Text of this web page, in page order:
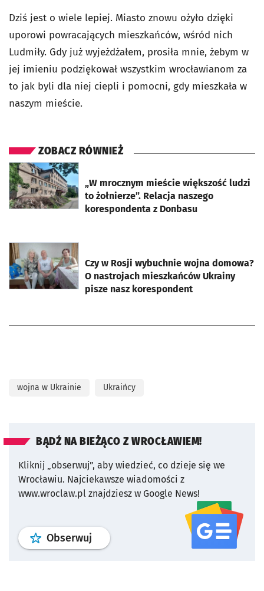
Dziś jest o wiele lepiej. Miasto znowu ożyło dzięki
uporowi powracających mieszkańców, wśród nich
Ludmiły. Gdy już wyjeżdżałem, prosiła mnie, żebym w
jej imieniu podziękował wszystkim wrocławianom za
to jak byli dla niej ciepli i pomocni, gdy mieszkała w
naszym mieście.
ZOBACZ RÓWNIEŻ
„W mrocznym mieście większość ludzi
to żołnierze”. Relacja naszego
korespondenta z Donbasu
otworzy się w nowej karcie
Czy w Rosji wybuchnie wojna domowa?
O nastrojach mieszkańców Ukrainy
pisze nasz korespondent
otworzy się w nowej karcie
wojna w Ukrainie Ukraińcy
BĄDŹ NA BIEŻĄCO Z WROCŁAWIEM!
Kliknij „obserwuj”, aby wiedzieć, co dzieje się we
Wrocławiu. Najciekawsze wiadomości z
www.wroclaw.pl znajdziesz w Google News!
Obserwuj profil serwisu